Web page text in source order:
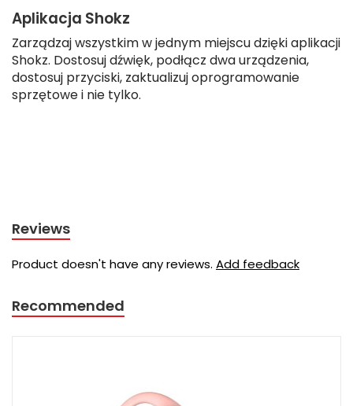
Aplikacja Shokz
Zarządzaj wszystkim w jednym miejscu dzięki aplikacji
Shokz. Dostosuj dźwięk, podłącz dwa urządzenia,
dostosuj przyciski, zaktualizuj oprogramowanie
sprzętowe i nie tylko.
Reviews
Product doesn't have any reviews. Add feedback
Recommended